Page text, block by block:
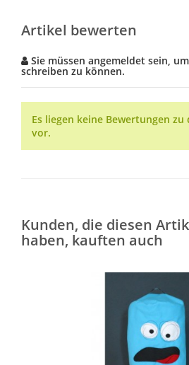
Artikel bewerten
Sie müssen angemeldet sein,
schreiben zu können.
Es liegen keine Bewertungen zu
vor.
Kunden, die diesen
haben, kauften auch